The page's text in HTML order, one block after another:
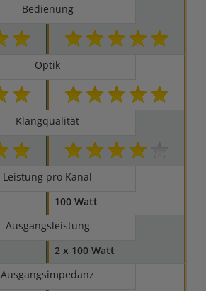
Bedienung
Optik
Klangqualität
Leistung pro Kanal
100 Watt
Ausgangsleistung
2 x 100 Watt
Ausgangsimpedanz